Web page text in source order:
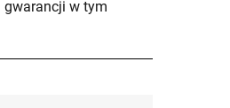
gwarancji w tym